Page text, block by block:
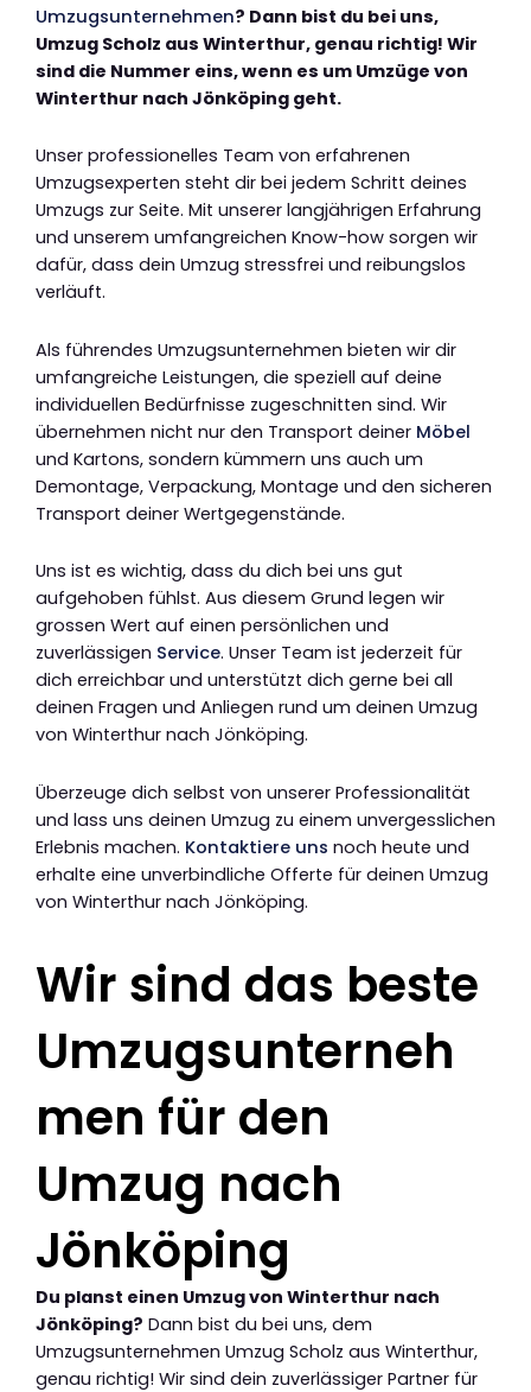
Umzugsunternehmen? Dann bist du bei uns,
Umzug Scholz aus Winterthur, genau richtig! Wir
sind die Nummer eins, wenn es um Umzüge von
Winterthur nach Jönköping geht.
Unser professionelles Team von erfahrenen
Umzugsexperten steht dir bei jedem Schritt deines
Umzugs zur Seite. Mit unserer langjährigen Erfahrung
und unserem umfangreichen Know-how sorgen wir
dafür, dass dein Umzug stressfrei und reibungslos
verläuft.
Als führendes Umzugsunternehmen bieten wir dir
umfangreiche Leistungen, die speziell auf deine
individuellen Bedürfnisse zugeschnitten sind. Wir
übernehmen nicht nur den Transport deiner Möbel
und Kartons, sondern kümmern uns auch um
Demontage, Verpackung, Montage und den sicheren
Transport deiner Wertgegenstände.
Uns ist es wichtig, dass du dich bei uns gut
aufgehoben fühlst. Aus diesem Grund legen wir
grossen Wert auf einen persönlichen und
zuverlässigen Service. Unser Team ist jederzeit für
dich erreichbar und unterstützt dich gerne bei all
deinen Fragen und Anliegen rund um deinen Umzug
von Winterthur nach Jönköping.
Überzeuge dich selbst von unserer Professionalität
und lass uns deinen Umzug zu einem unvergesslichen
Erlebnis machen. Kontaktiere uns noch heute und
erhalte eine unverbindliche Offerte für deinen Umzug
von Winterthur nach Jönköping.
Wir sind das beste
Umzugsunterneh
men für den
Umzug nach
Jönköping
Du planst einen Umzug von Winterthur nach
Jönköping? Dann bist du bei uns, dem
Umzugsunternehmen Umzug Scholz aus Winterthur,
genau richtig! Wir sind dein zuverlässiger Partner für